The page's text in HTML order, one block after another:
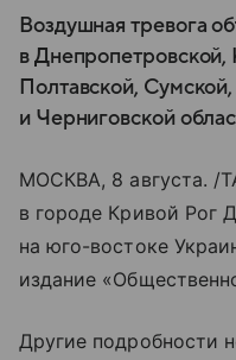
Воздушная тревога
в Днепропетровской,
Полтавской,
и Черниговской
МОСКВА, 8 августа. /
в городе Кривой Рог
на юго-востоке
издание
Другие подробности